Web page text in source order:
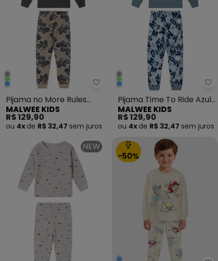
Malwee Kids - Pijama no More
Pijama no More Rules
Cinza Chumbo
MALWEE KIDS
R$ 129,90
ou 4x de R$ 32,47 sem juros
Pijama Time To Ride Azul
Pastel
MALWEE KIDS
R$ 129,90
ou 4x de R$ 32,47 sem juros
NEW
-50%